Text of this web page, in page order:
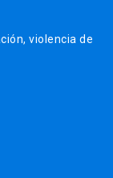
violencia de